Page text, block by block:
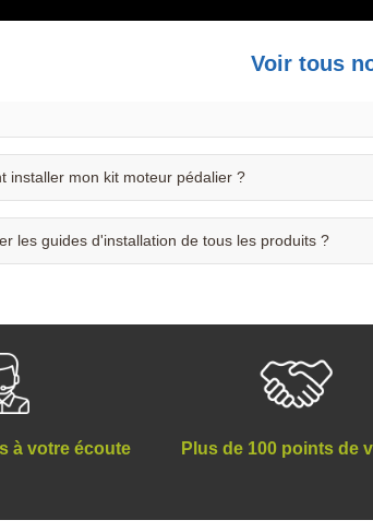
Voir tous
installer mon kit moteur pédalier ?
les guides d'installation de tous les produits ?
à votre écoute Plus de 100 points de